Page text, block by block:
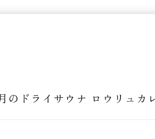
のドライサウナ ロウリュカ